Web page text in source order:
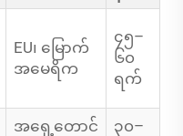
EU၊ မြောက်
အမေရိက
၄၅–
၆၀
ရက်
အရှေ့တောင်
၃၀–